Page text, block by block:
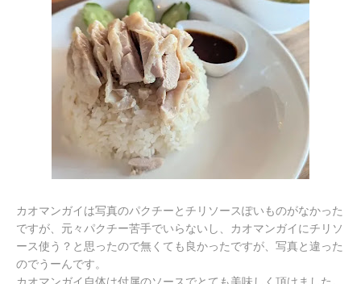
カオマンガイは写真のパクチーとチリソースぽいものがなかった
ですが、元々パクチー苦手でいらないし、カオマンガイにチリソ
ース使う？と思ったので無くても良かったですが、写真と違った
のでうーんです。